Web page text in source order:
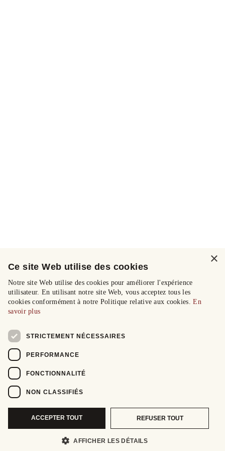
×
Ce site Web utilise des cookies
Notre site Web utilise des cookies pour améliorer l'expérience
utilisateur. En utilisant notre site Web, vous acceptez tous les
cookies conformément à notre Politique relative aux cookies.En
savoir plus
STRICTEMENT NÉCESSAIRES
PERFORMANCE
FONCTIONNALITÉ
NON CLASSIFIÉS
ACCEPTER TOUT REFUSER TOUT
AFFICHER LES DÉTAILS